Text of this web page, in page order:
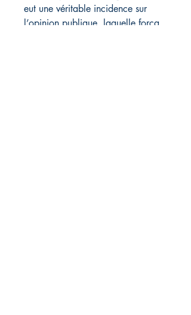
eut une véritable incidence sur
l’opinion publique, laquelle forca